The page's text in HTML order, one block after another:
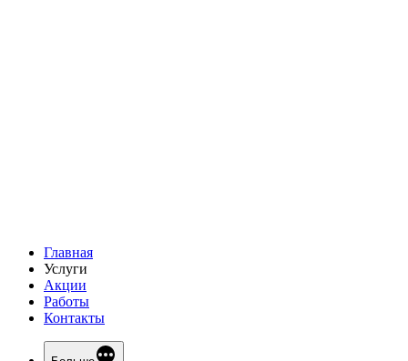
Главная
Услуги
Акции
Работы
Контакты